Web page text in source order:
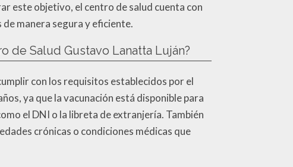
este objetivo, el centro de salud cuenta con
manera segura y eficiente.
de Salud Gustavo Lanatta Luján?
con los requisitos establecidos por el
ya que la vacunación está disponible para
el DNI o la libreta de extranjería. También
crónicas o condiciones médicas que